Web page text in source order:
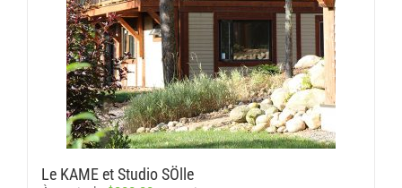
Le KAME et Studio SÖlle